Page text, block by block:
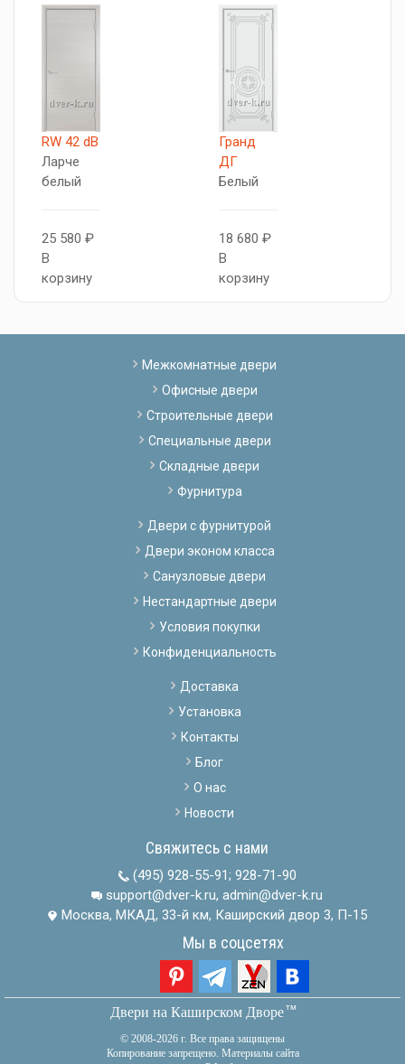
RW 42 dB
Ларче
белый
25 580 ₽
В
корзину
Гранд
ДГ
Белый
18 680 ₽
В
корзину
Межкомнатные двери
Офисные двери
Строительные двери
Специальные двери
Складные двери
Фурнитура
Двери с фурнитурой
Двери эконом класса
Санузловые двери
Нестандартные двери
Условия покупки
Конфиденциальность
Доставка
Установка
Контакты
Блог
О нас
Новости
Свяжитесь с нами
(495) 928-55-91; 928-71-90
support@dver-k.ru, admin@dver-k.ru
Москва, МКАД, 33-й км, Каширский двор 3, П-15
Мы в соцсетях
Двери на Каширском Дворетм
© 2008-2026 г. Все права защищены
Копирование запрещено. Материалы сайта